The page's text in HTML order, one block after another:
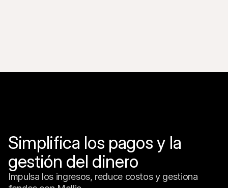
Simplifica los pagos y la
gestión del dinero
Impulsa los ingresos, reduce costos y gestiona